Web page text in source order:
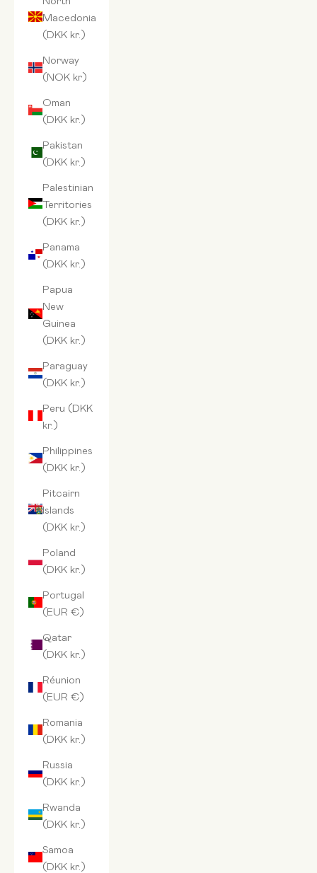
Macedonia
(DKK kr.)
Norway
(NOK kr)
Oman
(DKK kr.)
Pakistan
(DKK kr.)
Palestinian
Territories
(DKK kr.)
Panama
(DKK kr.)
Papua
New
Guinea
(DKK kr.)
Paraguay
(DKK kr.)
Peru (DKK
kr.)
Philippines
(DKK kr.)
Pitcairn
Islands
(DKK kr.)
Poland
(DKK kr.)
Portugal
(EUR €)
Qatar
(DKK kr.)
Réunion
(EUR €)
Romania
(DKK kr.)
Russia
(DKK kr.)
Rwanda
(DKK kr.)
Samoa
(DKK kr.)